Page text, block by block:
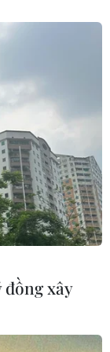
THANH
xây